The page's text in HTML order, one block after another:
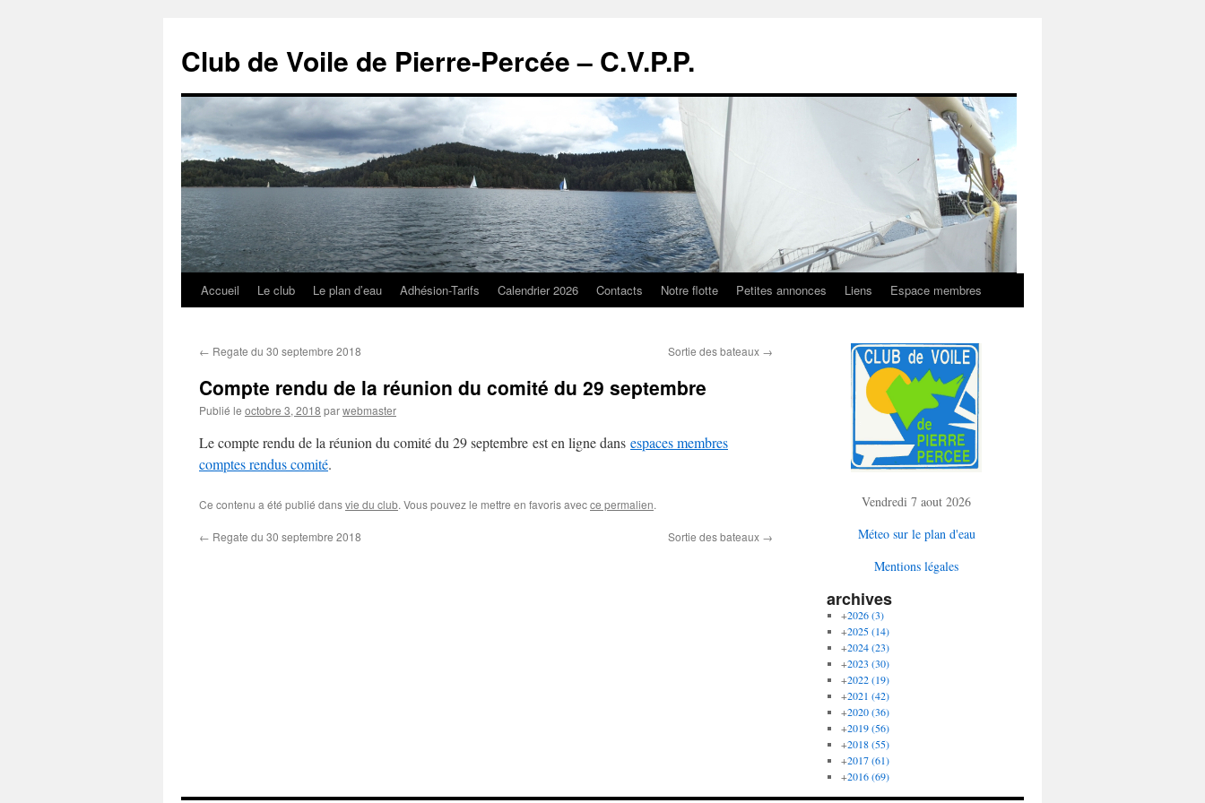
Club de Voile de Pierre-Percée – C.V.P.P.
Aller
contenu
Accueil Le club Le plan d’eau Adhésion-Tarifs Calendrier 2026 Contacts Notre flotte Petites annonces Liens Espace membres
← Regate du 30 septembre 2018 Sortie des bateaux →
Compte rendu de la réunion du comité du 29 septembre
Publié le octobre 3, 2018 parwebmaster
Le compte rendu de la réunion du comité du 29 septembre est en ligne dans espaces membres
comptes rendus comité.
Ce contenu a été publié dansvie du club. Vous pouvez le mettre en favoris avecce permalien.
← Regate du 30 septembre 2018 Sortie des bateaux →
Vendredi 7 aout 2026
Méteo sur le plan d'eau
Mentions légales
archives
+2026(3)
+2025(14)
+2024(23)
+2023 (30)
+2022(19)
+2021 (42)
+2020(36)
+2019(56)
+2018(55)
+2017(61)
+2016(69)